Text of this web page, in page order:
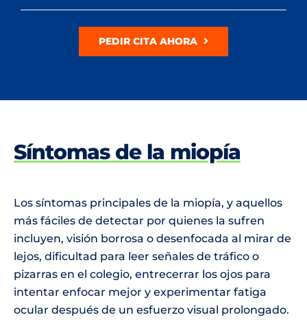
PEDIR CITA AHORA
Síntomas de la miopía
Los síntomas principales de la miopía, y aquellos
más fáciles de detectar por quienes la sufren
incluyen, visión borrosa o desenfocada al mirar de
lejos, dificultad para leer señales de tráfico o
pizarras en el colegio, entrecerrar los ojos para
intentar enfocar mejor y experimentar fatiga
ocular después de un esfuerzo visual prolongado.